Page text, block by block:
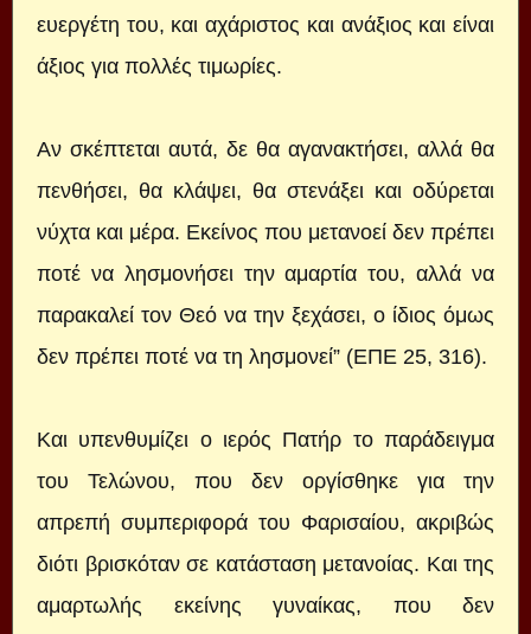
ευεργέτη του, και αχάριστος και ανάξιος και είναι
άξιος για πολλές τιμωρίες.
Αν σκέπτεται αυτά, δε θα αγανακτήσει, αλλά θα
πενθήσει, θα κλάψει, θα στενάξει και οδύρεται
νύχτα και μέρα. Εκείνος που μετανοεί δεν πρέπει
ποτέ να λησμονήσει την αμαρτία του, αλλά να
παρακαλεί τον Θεό να την ξεχάσει, ο ίδιος όμως
δεν πρέπει ποτέ να τη λησμονεί” (ΕΠΕ 25, 316).
Και υπενθυμίζει ο ιερός Πατήρ το παράδειγμα
του Τελώνου, που δεν οργίσθηκε για την
απρεπή συμπεριφορά του Φαρισαίου, ακριβώς
διότι βρισκόταν σε κατάσταση μετανοίας. Και της
αμαρτωλής εκείνης γυναίκας, που δεν